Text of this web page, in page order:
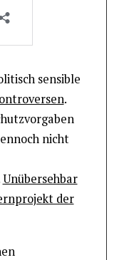
sensible
.
nicht
Unübersehbar
der